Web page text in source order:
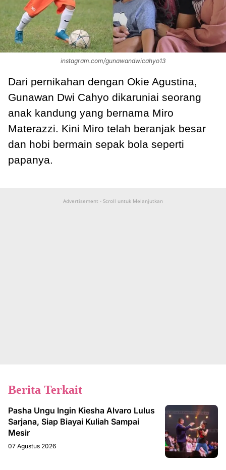
instagram.com/gunawandwicahyo13
Dari pernikahan dengan Okie Agustina,
Gunawan Dwi Cahyo dikaruniai seorang
anak kandung yang bernama Miro
Materazzi. Kini Miro telah beranjak besar
dan hobi bermain sepak bola seperti
papanya.
Advertisement - Scroll untuk Melanjutkan
Berita Terkait
Pasha Ungu Ingin Kiesha Alvaro Lulus
Sarjana, Siap Biayai Kuliah Sampai
Mesir
07 Agustus 2026